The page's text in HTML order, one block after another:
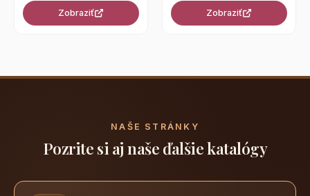
Zobraziť Zobraziť
NAŠE STRÁNKY
Pozrite si aj naše ďalšie katalógy